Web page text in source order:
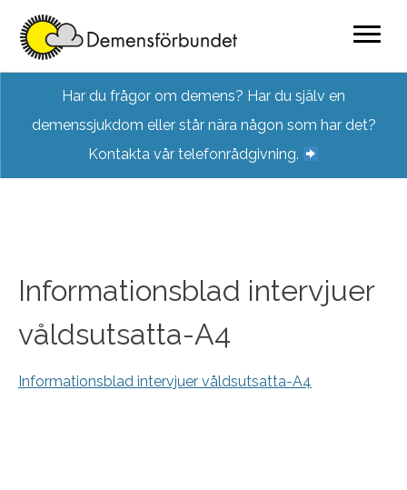
content
Har du frågor om demens? Har du själv en
demenssjukdom eller står nära någon som har det?
Kontakta vår telefonrådgivning.
Informationsblad intervjuer
våldsutsatta-A4
Informationsblad intervjuer våldsutsatta-A4